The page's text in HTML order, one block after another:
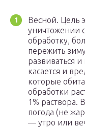
Весной. Цель
уничтожении
обработку,
пережить
развиваться
касается и
которые
обработки
1% раствора.
погода (не
— утро или